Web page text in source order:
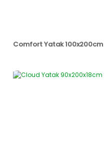
Comfort Yatak 100x200cm